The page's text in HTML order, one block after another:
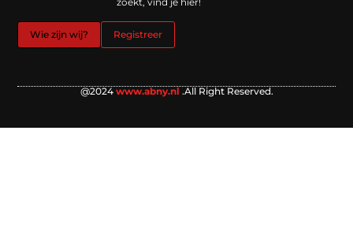
Wie zijn wij? Registreer
@2024 www.abny.nl .All Right Reserved.